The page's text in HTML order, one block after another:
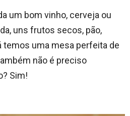
um bom vinho, cerveja ou
uns frutos secos, pão,
temos uma mesa perfeita de
não é preciso
Sim!